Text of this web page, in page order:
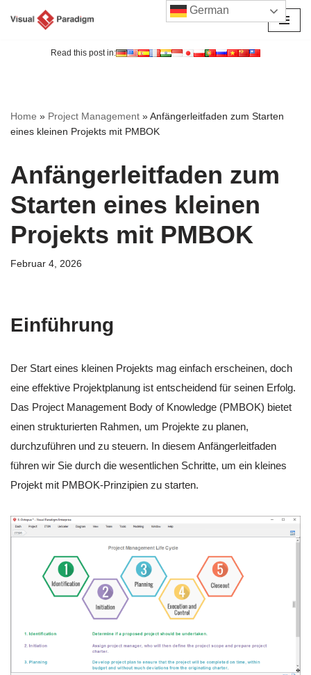
Read this post in:
Home » Project Management »Anfängerleitfaden zum Starten
eines kleinen Projekts mit PMBOK
Anfängerleitfaden zum
Starten eines kleinen
Projekts mit PMBOK
Februar 4, 2026
Einführung
Der Start eines kleinen Projekts mag einfach erscheinen, doch
eine effektive Projektplanung ist entscheidend für seinen Erfolg.
Das Project Management Body of Knowledge (PMBOK) bietet
einen strukturierten Rahmen, um Projekte zu planen,
durchzuführen und zu steuern. In diesem Anfängerleitfaden
führen wir Sie durch die wesentlichen Schritte, um ein kleines
Projekt mit PMBOK-Prinzipien zu starten.
German